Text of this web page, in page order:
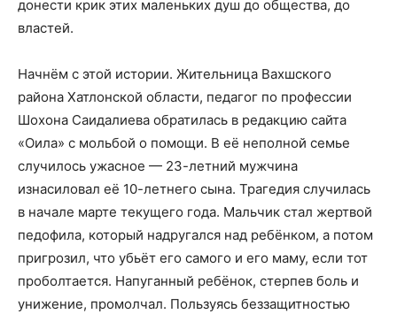
донести крик этих маленьких душ до общества, до
властей.
Начнём с этой истории. Жительница Вахшского
района Хатлонской области, педагог по профессии
Шохона Саидалиева обратилась в редакцию сайта
«Оила» с мольбой о помощи. В её неполной семье
случилось ужасное — 23-летний мужчина
изнасиловал её 10-летнего сына. Трагедия случилась
в начале марте текущего года. Мальчик стал жертвой
педофила, который надругался над ребёнком, а потом
пригрозил, что убьёт его самого и его маму, если тот
проболтается. Напуганный ребёнок, стерпев боль и
унижение, промолчал. Пользуясь беззащитностью